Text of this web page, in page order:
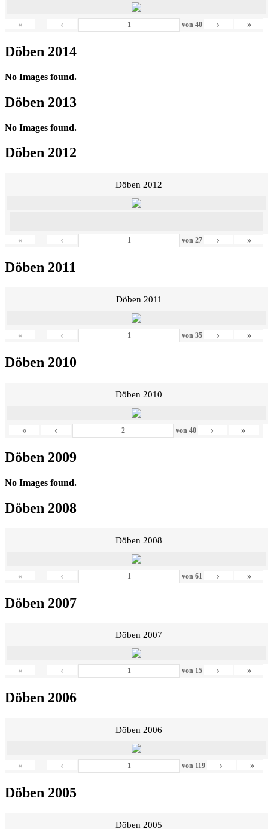
« ‹ von 40 › »
Döben 2014
No Images found.
Döben 2013
No Images found.
Döben 2012
Döben 2012
« ‹ von 27 › »
Döben 2011
Döben 2011
« ‹ von 35 › »
Döben 2010
Döben 2010
« ‹ von 40 › »
Döben 2009
No Images found.
Döben 2008
Döben 2008
« ‹ von 61 › »
Döben 2007
Döben 2007
« ‹ von 15 › »
Döben 2006
Döben 2006
« ‹ von 119 › »
Döben 2005
Döben 2005